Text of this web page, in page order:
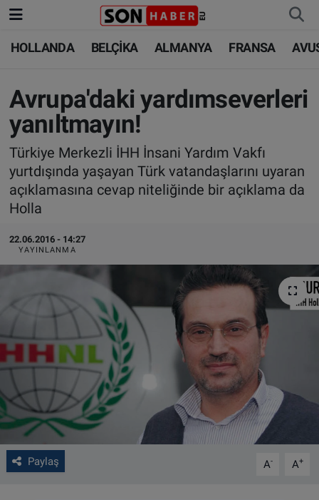
HOLLANDA BELÇİKA ALMANYA FRANSA
Avrupa'daki yardımseverleri
yanıltmayın!
Türkiye Merkezli İHH İnsani Yardım Vakfı
yurtdışında yaşayan Türk vatandaşlarını uyaran
açıklamasına cevap niteliğinde bir açıklama da
Holla
22.06.2016 - 14:27
YAYINLANMA
Paylaş A- A+
HOLLANDA
BELÇİKA
ALMANYA
FRANSA
SAĞLIK - YAŞAM
BİLİM-TEKNOLOJİ
HOLLANDA
BELÇİKA
ALMANYA
TÜRKİYE
BİLİM-TEKNOLOJİ
SAĞLIK
FOTO GALERİ
VIDEO GALERİ
ALGEMENE VOORWAARDEN
CONTACT
Çerez Politikası
Nöbetçi Eczaneler
Hava Durumu
Trafik Durumu
Süper Lig Puan Durumu ve Fikstür
Son Dakika Haberleri
Haber Arşivi